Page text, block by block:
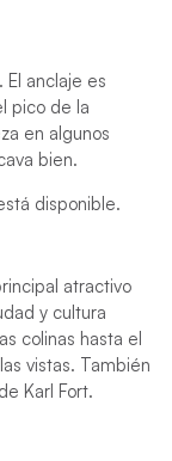
El anclaje es
pico de la
en algunos
bien.
disponible.
atractivo
y cultura
colinas hasta el
vistas. También
Karl Fort.